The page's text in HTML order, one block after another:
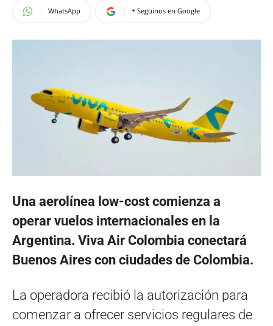
WhatsApp + Seguinos en Google
Una aerolínea low-cost comienza a
operar vuelos internacionales en la
Argentina. Viva Air Colombia conectará
Buenos Aires con ciudades de Colombia.
La operadora recibió la autorización para
comenzar a ofrecer servicios regulares de